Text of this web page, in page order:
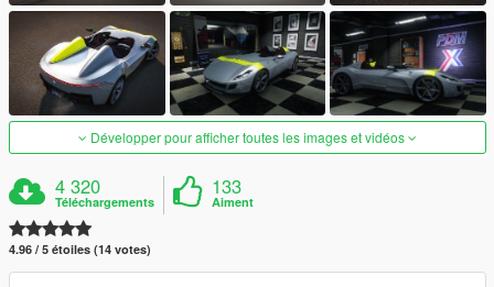
Développer pour afficher toutes les images et vidéos
4 320
Téléchargements
133
Aiment
4.96 / 5 étoiles (14 votes)